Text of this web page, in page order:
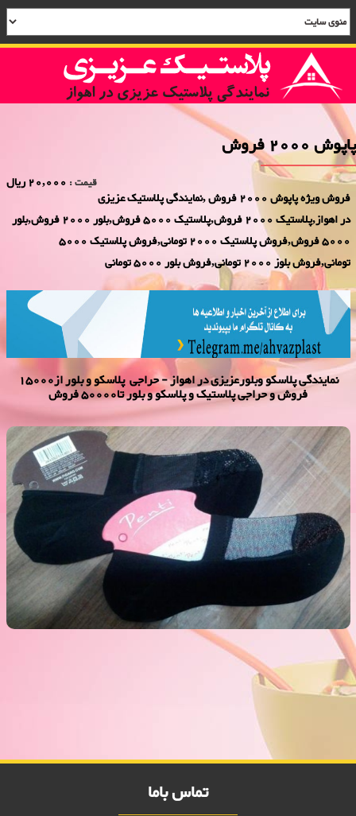
پاپوش 2000 فروش
قیمت : 20,000 ریال
فروش ویژه پاپوش 2000 فروش ,نمایندگی پلاستیک عزیزی
در اهواز,پلاستیک 2000 فروش,پلاستیک 5000 فروش,بلور 2000 فروش,بلور
5000 فروش,فروش پلاستیک 2000 تومانی,فروش پلاستیک 5000
تومانی,فروش بلوز 2000 تومانی,فروش بلور 5000 تومانی
نمایندگی پلاسكو وبلورعزیزی در اهواز - حراجی پلاسکو و بلور از15000
فروش و حراجی پلاستیک و پلاسکو و بلور تا50000 فروش
پاپوش 2000 فروش
تماس باما